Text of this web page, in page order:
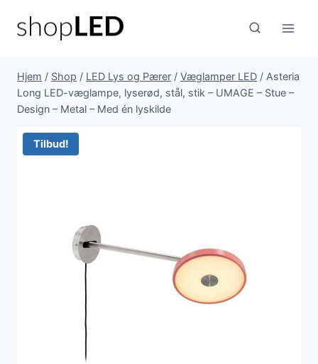
Hjem / Shop / LED Lys og Pærer / Væglamper LED / Asteria
Long LED-væglampe, lyserød, stål, stik – UMAGE – Stue –
Design – Metal – Med én lyskilde
Tilbud!